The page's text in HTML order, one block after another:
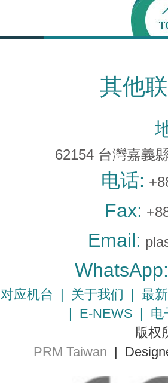
其他
62154 台灣嘉義
电话:
Fax:
Email:
WhatsApp:
对应机台 关于我们
最
E-NEWS
电
版权
PRM Taiwan |